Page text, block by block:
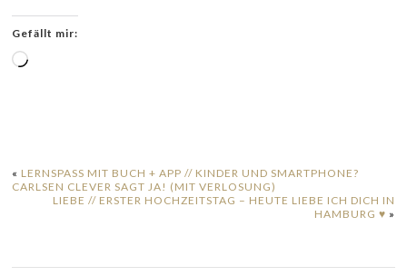
Gefällt mir:
Wird
« LERNSPASS MIT BUCH + APP // KINDER UND SMARTPHONE? C
ARLSEN CLEVER SAGT JA! (MIT VERLOSUNG)
LIEBE // ERSTER HOCHZEITSTAG – HEUTE LIEBE ICH DICH IN
HAMBURG ♥ »